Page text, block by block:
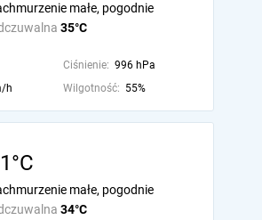
35°C
małe, pogodnie
Ciśnienie: 996 hPa
h Wilgotność: 55%
34°C
małe, pogodnie